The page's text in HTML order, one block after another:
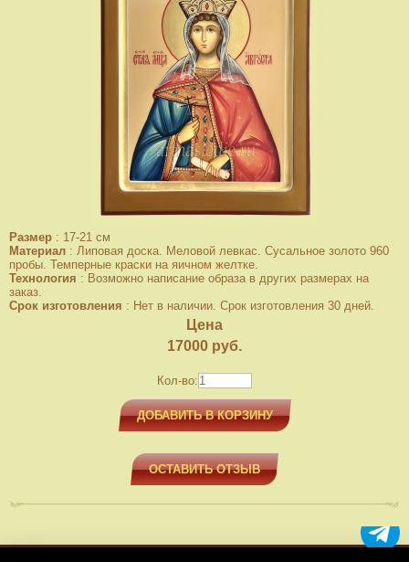
Размер : 17-21 см
Материал : Липовая доска. Меловой левкас. Сусальное золото 960
пробы. Темперные краски на яичном желтке.
Технология : Возможно написание образа в других размерах на
заказ.
Срок изготовления : Нет в наличии. Срок изготовления 30 дней.
Цена
17000 руб.
Кол-во:
ДОБАВИТЬ В КОРЗИНУ
ОСТАВИТЬ ОТЗЫВ